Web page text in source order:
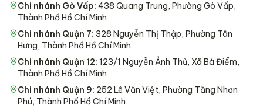
Chi nhánh Gò Vấp: 438 Quang Trung, Phường Gò Vấp,
Thành Phố Hồ Chí Minh
Chi nhánh Quận 7: 328 Nguyễn Thị Thập, Phường Tân
Hưng, Thành Phố Hồ Chí Minh
Chi nhánh Quận 12: 123/1 Nguyễn Ảnh Thủ, Xã Bà Điểm,
Thành Phố Hồ Chí Minh
Chi nhánh Quận 9: 252 Lê Văn Việt, Phường Tăng Nhơn
Phú, Thành Phố Hồ Chí Minh